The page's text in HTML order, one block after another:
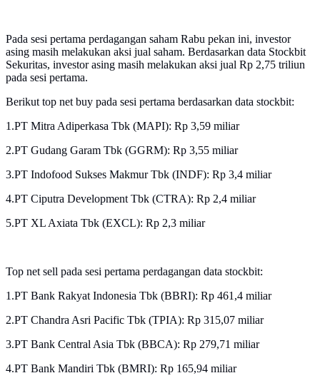
Pada sesi pertama perdagangan saham Rabu pekan ini, investor
asing masih melakukan aksi jual saham. Berdasarkan data Stockbit
Sekuritas, investor asing masih melakukan aksi jual Rp 2,75 triliun
pada sesi pertama.
Berikut top net buy pada sesi pertama berdasarkan data stockbit:
1.PT Mitra Adiperkasa Tbk (MAPI): Rp 3,59 miliar
2.PT Gudang Garam Tbk (GGRM): Rp 3,55 miliar
3.PT Indofood Sukses Makmur Tbk (INDF): Rp 3,4 miliar
4.PT Ciputra Development Tbk (CTRA): Rp 2,4 miliar
5.PT XL Axiata Tbk (EXCL): Rp 2,3 miliar
Top net sell pada sesi pertama perdagangan data stockbit:
1.PT Bank Rakyat Indonesia Tbk (BBRI): Rp 461,4 miliar
2.PT Chandra Asri Pacific Tbk (TPIA): Rp 315,07 miliar
3.PT Bank Central Asia Tbk (BBCA): Rp 279,71 miliar
4.PT Bank Mandiri Tbk (BMRI): Rp 165,94 miliar